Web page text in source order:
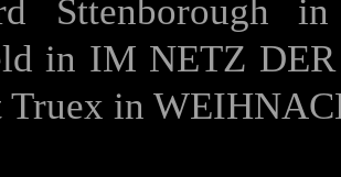
Sttenborough
in IM NETZ
Truex in